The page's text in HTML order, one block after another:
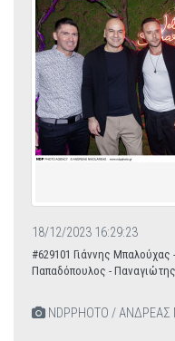
18/12/2023 16:29:23
#629101 Γιάννης
Παπαδόπουλος -
NDPPHOTO /